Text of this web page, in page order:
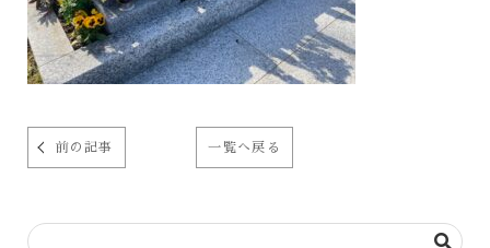
前の記事 一覧へ戻る